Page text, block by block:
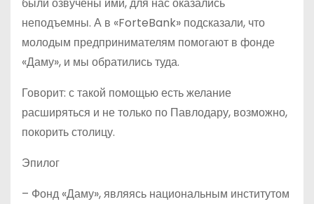
неподъемны. А в «ForteBank» подсказали, что
молодым предпринимателям помогают в фонде
«Даму», и мы обратились туда.
Говорит: с такой помощью есть желание
расширяться и не только по Павлодару, возможно,
покорить столицу.
Эпилог
– Фонд «Даму», являясь национальным институтом